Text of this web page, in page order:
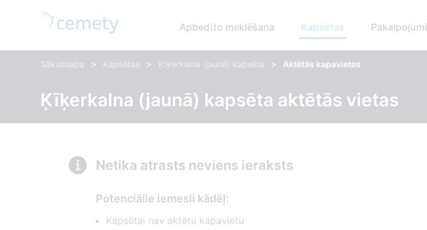
Apbedīto meklēšana Kapsētas Pakalpojumi
Sākumlapa > Kapsētas > Ķīķerkalna (jaunā) kapsēta > Aktētās kapavietas
Ķīķerkalna (jaunā) kapsēta aktētās vietas
Netika atrasts neviens ieraksts
Potenciālie iemesli kādēļ:
Kapsētai nav aktētu kapavietu